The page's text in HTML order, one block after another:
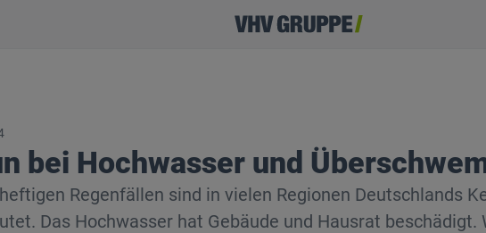
bei Hochwasser und
Regenfällen sind in vielen Regionen Deutschlands
Das Hochwasser hat Gebäude und Hausrat beschädigt.